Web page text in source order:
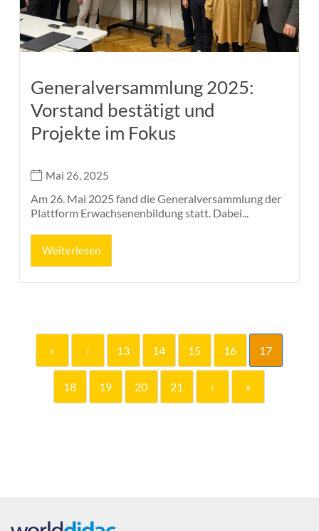
Generalversammlung 2025:
Vorstand bestätigt und
Projekte im Fokus
Mai 26, 2025
Am 26. Mai 2025 fand die Generalversammlung der
Plattform Erwachsenenbildung statt. Dabei...
Weiterlesen
« ‹ 13 14 15 16 17
18 19 20 21 › »